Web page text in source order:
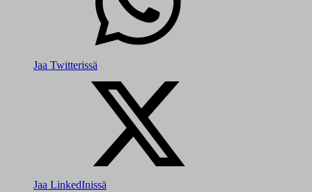
Jaa Twitterissä
Jaa LinkedInissä